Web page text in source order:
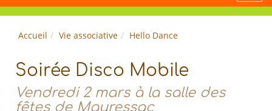
Accueil Vie associative Hello Dance
Soirée Disco Mobile
Vendredi 2 mars à la salle des
fêtes de Mauressac